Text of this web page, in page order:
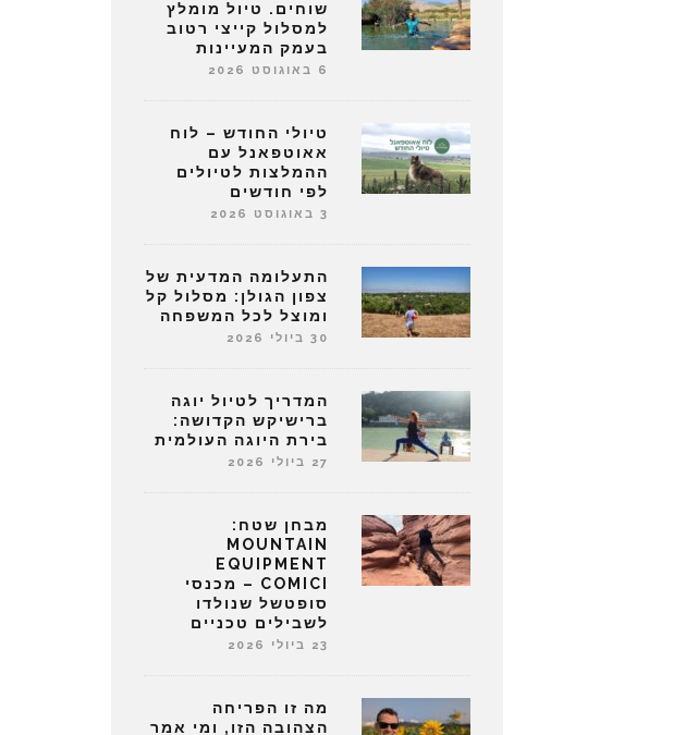
שוחים. טיול מומלץ
למסלול קייצי רטוב
בעמק המעיינות
6 באוגוסט 2026
טיולי החודש – לוח
אאוטפאנל עם
ההמלצות לטיולים
לפי חודשים
3 באוגוסט 2026
התעלומה המדעית של
צפון הגולן: מסלול קל
ומוצל לכל המשפחה
30 ביולי 2026
המדריך לטיול יוגה
ברישיקש הקדושה:
בירת היוגה העולמית
27 ביולי 2026
מבחן שטח:
MOUNTAIN
EQUIPMENT
COMICI – מכנסי
סופטשל שנולדו
לשבילים טכניים
23 ביולי 2026
מה זו הפריחה
הצהובה הזו, ומי אמר